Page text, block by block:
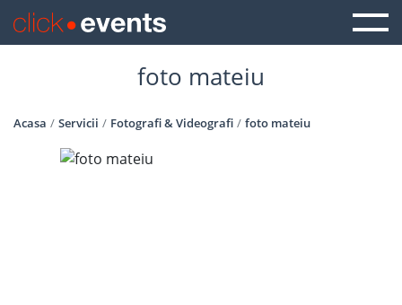
foto mateiu
Acasa Servicii Fotografi & Videografi foto mateiu